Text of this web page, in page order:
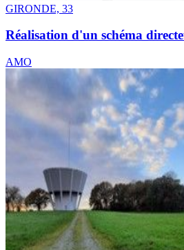
GIRONDE, 33
Réalisation d'un schéma
AMO